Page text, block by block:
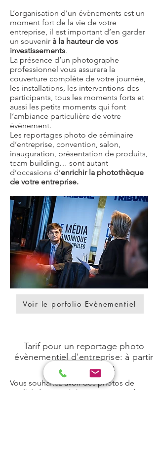
L’organisation d’un évènements est un
moment fort de la vie de votre
entreprise, il est important d’en garder
un souvenir à la hauteur de vos
investissements.
La présence d’un photographe
professionnel vous assurera la
couverture complète de votre journée,
les installations, les interventions des
participants, tous les moments forts et
aussi les petits moments qui font
l’ambiance particulière de votre
évènement.
Les reportages photo de séminaire
d’entreprise, convention, salon,
inauguration, présentation de produits,
team building… sont autant
d’occasions d’enrichir la photothèque
de votre entreprise.
Voir le porfolio Evènementiel
Tarif pour un reportage photo
évènementiel d'entreprise: à partir
de 150 euros ht
Vous souhaitez avoir des photos de
qualité de votre évènement, ce pack